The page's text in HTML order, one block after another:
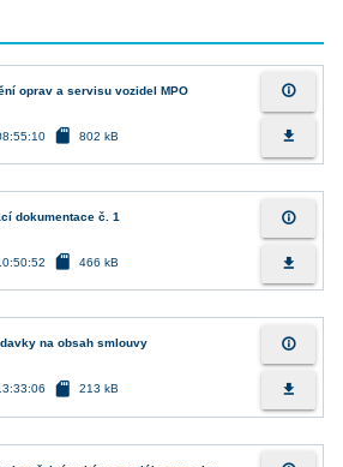
oprav a servisu vozidel MPO
sd_card 802 kB
info_outline
file_download
dokumentace č. 1
sd_card 466 kB
info_outline
file_download
na obsah smlouvy
sd_card 213 kB
info_outline
file_download